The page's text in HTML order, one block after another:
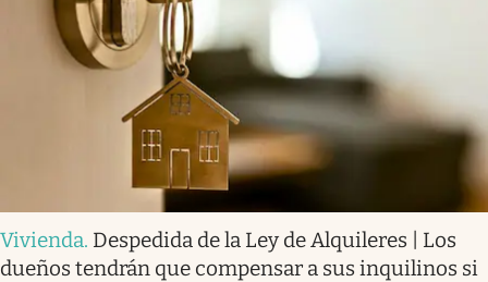
Vivienda. Despedida de la Ley de Alquileres | Los
dueños tendrán que compensar a sus inquilinos si